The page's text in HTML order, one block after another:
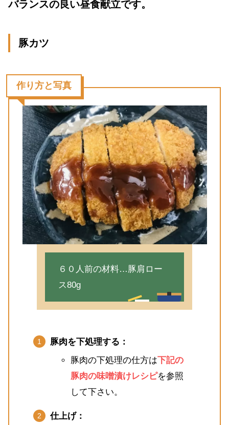
バランスの良い昼食献立です。
豚カツ
作り方と写真
６０人前の材料…豚肩ロー
ス80g
豚肉を下処理する：
豚肉の下処理の仕方は下記の
豚肉の味噌漬けレシピを参照
して下さい。
仕上げ：